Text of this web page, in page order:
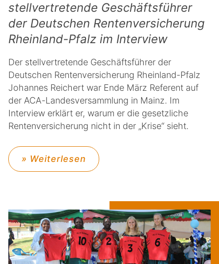
stellvertretende Geschäftsführer
der Deutschen Rentenversicherung
Rheinland-Pfalz im Interview
Der stellvertretende Geschäftsführer der
Deutschen Rentenversicherung Rheinland-Pfalz
Johannes Reichert war Ende März Referent auf
der ACA-Landesversammlung in Mainz. Im
Interview erklärt er, warum er die gesetzliche
Rentenversicherung nicht in der „Krise“ sieht.
» Weiterlesen